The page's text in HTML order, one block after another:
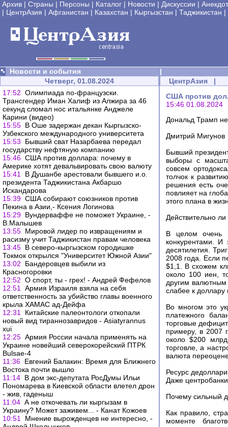
Архив | Страны | Персоны | Каталог | Новости | Дискуссии |
| ЦентрАзия | Афганистан | Казахстан | Кыргызстан | Таджикистан |
Новости и события
|
Четверг, 01.08.2024
17:52 Олимпиада по-французски.
Трансгендер Иман Халиф из Алжира за 46
секунд сломал нос итальянке Анджеле
Карини (видео)
15:55 В Оше задержан декан Кыргызско-
Узбекского международного университета
15:53
Бывший сват Назарбаева передал
государству нефтяную компанию
15:46 США против доллара: почему в
Америке хотят девальвировать свою валюту
15:41
В Душанбе арестовали бывшего и.о.
президента Таджикистана Акбаршо
Искандарова
15:39 США собирают союзников против
Пекина в Азии,- Ксения Логинова
15:29 Вундерваффе не поможет Украине, -
В.Малышев
13:55 Мировой лидер по извращениям и
расизму учит Таджикистан правам человека
13:45 В северо-кыргызском городишке
Токмок открылся "Университет Южной Азии"
13:02
Бандеровцев выбили из
Красногоровки
12:52 О спорт, ты - грех! - Андрей Фефелов
12:51
Армия Израиля взяла на себя
ответственность за убийство главы военного
крыла ХАМАС ад-Дейфа
12:31
Китайские палеонтологи откопали
новый вид тираннозавридов - Asiatyrannus
xui
12:25 Армия России начала применять на
Украине новейший северокорейский ПТРК
Bulsae-4
11:36 Евгений Балакин: Время для Ближнего
Востока почти вышло
11:14 В дом экс-депутата РосДумы Ильи
Пономарева в Киевской области влетел дрон
- жив, гаденыш
11:04 А не откочевать ли кыргызам в
Украину? Может заживем... - Канат Кожоев
10:51
Мнение вырожденцев не интересно, -
ЦентрАзия |
США против
15:46 01.08.2024
Дональд Трамп
Дмитрий Мигунов
Бывший
выборы с
совсем
толчок к
решения есть
повлияет на
этого плана в
Действительно
В целом очень
конкурентами. И
десятилетия.
2008 года. Если
$1,1. В схожем
около 100 иен,
другим
слабее к доллару
Во многом это
платежного
торговые
примеру, в 2007
около $200
торговле, а
валюта
Ресурс
Даже
Почему сильный
Как правило,
моменте